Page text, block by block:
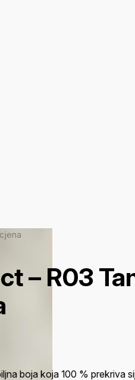
– R03
boja koja 100 % prekriva